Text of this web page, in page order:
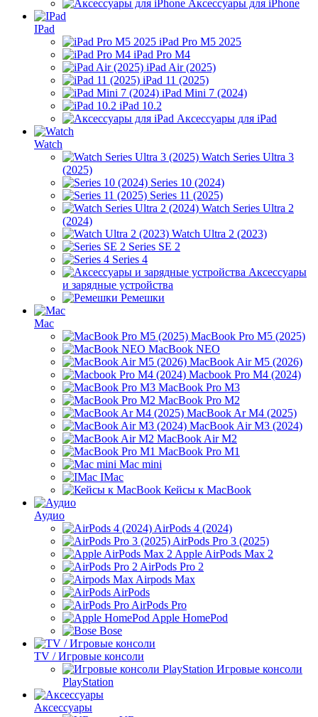
Аксессуары для iPhone
IPad
iPad Pro M5 2025
iPad Pro M4
iPad Air (2025)
iPad 11 (2025)
iPad Mini 7 (2024)
iPad 10.2
Аксессуары для iPad
Watch
Watch Series Ultra 3
(2025)
Series 10 (2024)
Series 11 (2025)
Watch Series Ultra 2
(2024)
Watch Ultra 2 (2023)
Series SE 2
Series 4
Аксессуары
и зарядные устройства
Ремешки
Mac
MacBook Pro M5 (2025)
MacBook NEO
MacBook Air M5 (2026)
Macbook Pro M4 (2024)
MacBook Pro M3
MacBook Pro M2
MacBook Ar M4 (2025)
MacBook Air M3 (2024)
MacBook Air M2
MacBook Pro M1
Mac mini
IMac
Кейсы к MacBook
Аудио
AirPods 4 (2024)
AirPods Pro 3 (2025)
Apple AirPods Max 2
AirPods Pro 2
Airpods Max
AirPods
AirPods Pro
Apple HomePod
Bose
TV / Игровые консоли
Игровые консоли
PlayStation
Аксессуары